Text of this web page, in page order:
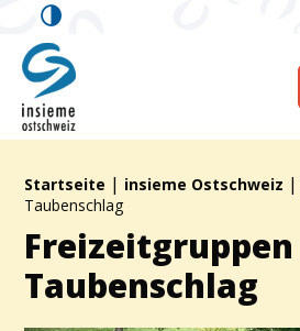
Brotkrümelpfad:
Startseite | insieme Ostschweiz |
Taubenschlag
Freizeitgruppen
Taubenschlag